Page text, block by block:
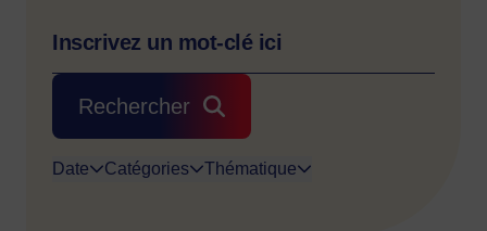
Rechercher
Date Catégories Thématique